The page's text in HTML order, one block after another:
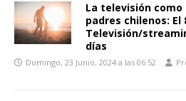
La televisión
padres chilenos: El
Televisión/
días
Domingo, 23 Junio, 2024 a las 06:52